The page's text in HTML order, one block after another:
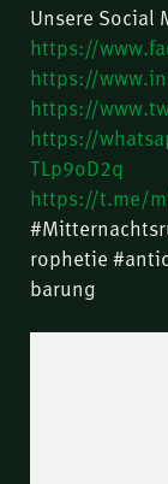
Unsere Social
https://
https://
https://
https://
TLp9oD2q
https://t.me/
rophetie
barung